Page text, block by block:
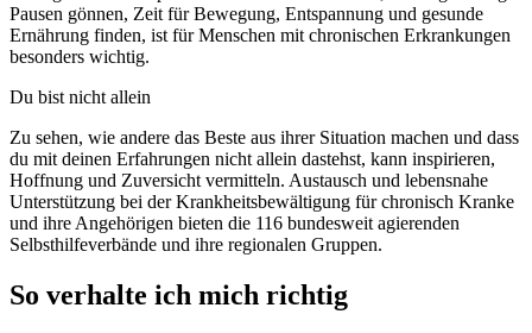
Pausen gönnen, Zeit für Bewegung, Entspannung und gesunde
Ernährung finden, ist für Menschen mit chronischen Erkrankungen
besonders wichtig.
Du bist nicht allein
Zu sehen, wie andere das Beste aus ihrer Situation machen und dass
du mit deinen Erfahrungen nicht allein dastehst, kann inspirieren,
Hoffnung und Zuversicht vermitteln. Austausch und lebensnahe
Unterstützung bei der Krankheitsbewältigung für chronisch Kranke
und ihre Angehörigen bieten die 116 bundesweit agierenden
Selbsthilfeverbände und ihre regionalen Gruppen.
So verhalte ich mich richtig